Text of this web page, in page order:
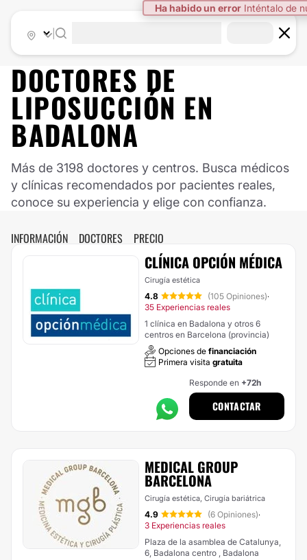
Ha habido un error Inténtalo de
DOCTORES DE
LIPOSUCCIÓN EN
BADALONA
Más de 3198 doctores y centros. Busca médicos
y clínicas recomendados por pacientes reales,
conoce su experiencia y elige con confianza.
INFORMACIÓN DOCTORES PRECIO
CLÍNICA OPCIÓN MÉDICA
Cirugía estética
4.8 (105 Opiniones)·
35 Experiencias reales
1 clínica en Badalona y otros 6
centros en Barcelona (provincia)
Opciones de financiación
Primera visita gratuita
Responde en +72h
CONTACTAR
MEDICAL GROUP
BARCELONA
Cirugía estética, Cirugía bariátrica
4.9 (6 Opiniones)·
3 Experiencias reales
Plaza de la asamblea de Catalunya,
6, Badalona centro , Badalona